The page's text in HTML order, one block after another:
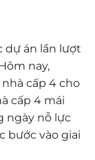
dự án lần lượt
nay,
cấp 4 cho
cấp 4 mái
ngày nỗ lực
bước vào giai